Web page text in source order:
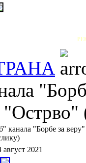
"Острво"
канала "Борбе за
август 2021